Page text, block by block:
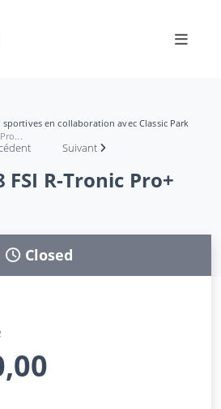
en collaboration avec Classic Park
Suivant
FSI R-Tronic Pro+
Closed